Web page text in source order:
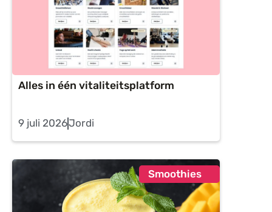
Alles in één vitaliteitsplatform
9 juli 2026Jordi
Smoothies